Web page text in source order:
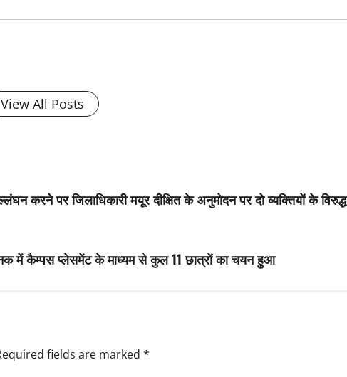
View All Posts
करने पर जिलाधिकारी मयूर दीक्षित के अनुमोदन पर दो व्यक्तियों के विरुद्ध
में कैम्पस प्लेसमेंट के माध्यम से कुल 11 छात्रों का चयन हुआ
fields are marked *